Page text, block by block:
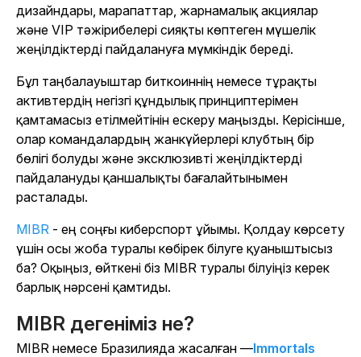
дизайндары, марапаттар, жарнамалық акциялар
және VIP тәжірибелері сияқты көптеген мүшелік
жеңілдіктерді пайдалануға мүмкіндік береді.
Бұл таңбалауыштар биткоиннің немесе тұрақты
активтердің негізгі құндылық принциптерімен
қамтамасыз етілмейтінін ескеру маңызды. Керісінше,
олар командалардың жанкүйерлері клубтың бір
бөлігі болуды және эксклюзивті жеңілдіктерді
пайдалануды қаншалықты бағалайтынымен
расталады.
MIBR - ең соңғы киберспорт ұйымы. Қолдау көрсету
үшін осы жоба туралы көбірек білуге қуаныштысыз
ба? Оқыңыз, өйткені біз MIBR туралы білуіңіз керек
барлық нәрсені қамтиды.
MIBR дегеніміз не?
MIBR немесе Бразилияда жасалған —Immortals